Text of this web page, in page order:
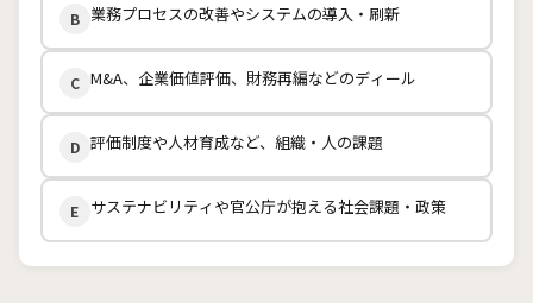
B 業務プロセスの改善やシステムの導入・刷新
C M&A、企業価値評価、財務再編などのディール
D 評価制度や人材育成など、組織・人の課題
E サステナビリティや官公庁が抱える社会課題・政策